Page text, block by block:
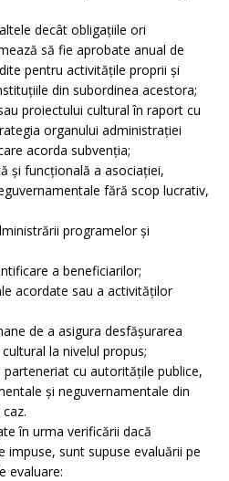
decât obligaţiile ori
să fie aprobate anual de
pentru activităţile proprii şi
din subordinea acestora;
proiectului cultural în raport cu
organului administraţiei
acorda subvenţia;
şi funcţională a asociaţiei,
fără scop lucrativ,
programelor şi
a beneficiarilor;
acordate sau a activităţilor
de a asigura desfăşurarea
la nivelul propus;
cu autorităţile publice,
şi neguvernamentale din
în urma verificării dacă
sunt supuse evaluării pe
evaluare: